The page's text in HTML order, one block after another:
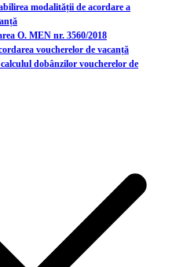
modalității de acordare a
O. MEN nr. 3560/2018
voucherelor de vacanță
dobânzilor voucherelor de